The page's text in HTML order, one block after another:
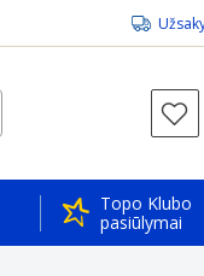
Topo Klubo
pasiūlymai